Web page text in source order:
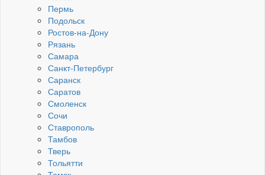
Пермь
Подольск
Ростов-на-Дону
Рязань
Самара
Санкт-Петербург
Саранск
Саратов
Смоленск
Сочи
Ставрополь
Тамбов
Тверь
Тольятти